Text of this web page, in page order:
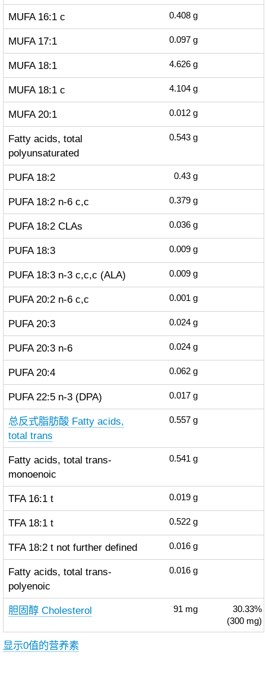
MUFA 16:1 c 0.408 g
MUFA 17:1 0.097 g
MUFA 18:1 4.626 g
MUFA 18:1 c 4.104 g
MUFA 20:1 0.012 g
Fatty acids, total
polyunsaturated
0.543 g
PUFA 18:2 0.43 g
PUFA 18:2 n-6 c,c 0.379 g
PUFA 18:2 CLAs 0.036 g
PUFA 18:3 0.009 g
PUFA 18:3 n-3 c,c,c (ALA) 0.009 g
PUFA 20:2 n-6 c,c 0.001 g
PUFA 20:3 0.024 g
PUFA 20:3 n-6 0.024 g
PUFA 20:4 0.062 g
PUFA 22:5 n-3 (DPA) 0.017 g
总反式脂肪酸 Fatty acids,
total trans
0.557 g
Fatty acids, total trans-
monoenoic
0.541 g
TFA 16:1 t 0.019 g
TFA 18:1 t 0.522 g
TFA 18:2 t not further defined 0.016 g
Fatty acids, total trans-
polyenoic
0.016 g
胆固醇 Cholesterol 91 mg
30.33%
(300 mg)
显示0值的营养素